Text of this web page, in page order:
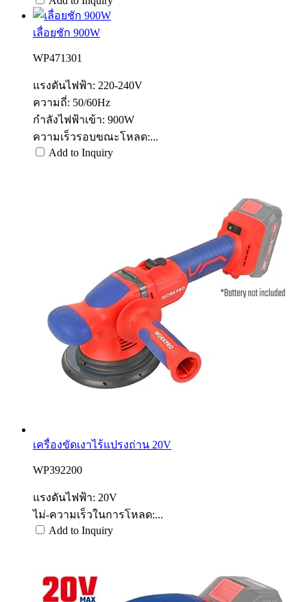
เลื่อยชัก 900W
WP471301
แรงดันไฟฟ้า: 220-240V
ความถี่: 50/60Hz
กำลังไฟฟ้าเข้า: 900W
ความเร็วรอบขณะโหลด:...
Add to Inquiry
เครื่องขัดเงาไร้แปรงถ่าน 20V
WP392200
แรงดันไฟฟ้า: 20V
ไม่-ความเร็วในการโหลด:...
Add to Inquiry